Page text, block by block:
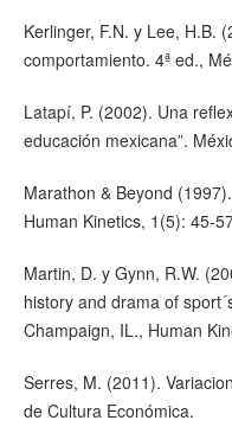
Kerlinger, F.N. y Lee, H.B.
comportamiento. 4ª ed.,
Latapí, P. (2002). Una
educación mexicana”.
Marathon & Beyond
Human Kinetics, 1(5): 45-
Martin, D. y Gynn, R.W.
history and drama of
Champaign, IL., Human
Serres, M. (2011).
de Cultura Económica.